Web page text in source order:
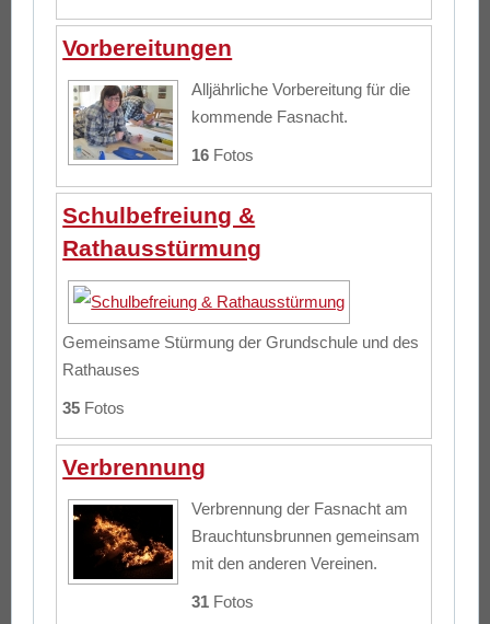
Vorbereitungen
Alljährliche Vorbereitung für die
kommende Fasnacht.
16 Fotos
Schulbefreiung &
Rathausstürmung
Gemeinsame Stürmung der Grundschule und des
Rathauses
35 Fotos
Verbrennung
Verbrennung der Fasnacht am
Brauchtunsbrunnen gemeinsam
mit den anderen Vereinen.
31 Fotos